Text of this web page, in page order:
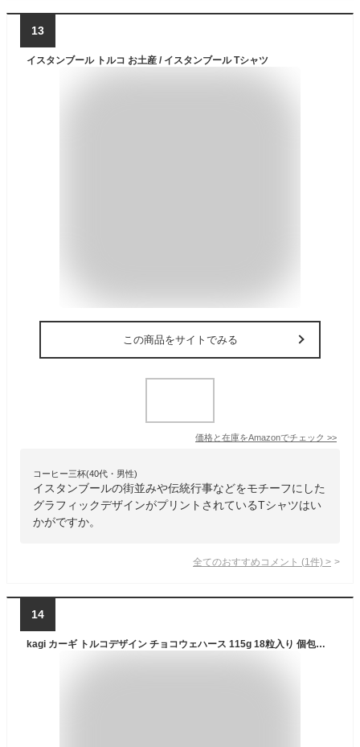
13
イスタンブール トルコ お土産 / イスタンブール Tシャツ
この商品をサイトでみる
価格と在庫をAmazonでチェック >>
コーヒー三杯(40代・男性)
イスタンブールの街並みや伝統行事などをモチーフにした
グラフィックデザインがプリントされているTシャツはい
かがですか。
全てのおすすめコメント (1 件) >
14
kagi カーギ トルコデザイン チョコウェハース 115g 18粒入り 個包装 ウエハース チョコレート トルコみやげ トルコ土産 夏季クール バレンタイン